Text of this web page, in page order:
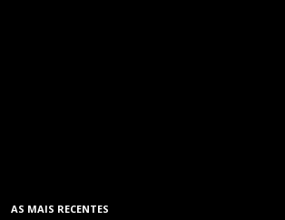
AS MAIS RECENTES